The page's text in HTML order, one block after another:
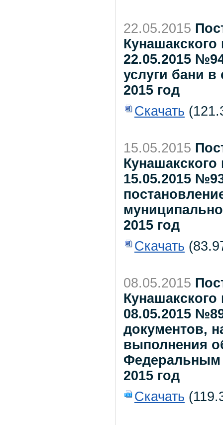
22.05.2015
22.05.2015
услуги бани
2015 год
Скачать
15.05.2015
15.05.2015
2015 год
Скачать
08.05.2015
08.05.2015
документов,
выполнения
Федеральным
2015 год
Скачать